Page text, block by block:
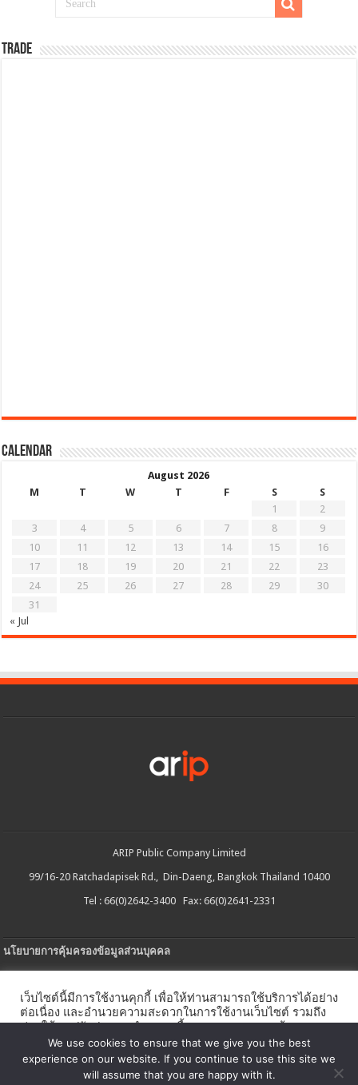
TRADE
Calendar
August 2026
M
T W T F S
S
1
2
3
4 5 6 7 8
9
10
11 12 13 14 15
16
17
18 19 20 21 22
23
24
25 26 27 28 29
30
31
« Jul
ARIP Public Company Limited
99/16-20 Ratchadapisek Rd., Din-Daeng, Bangkok Thailand 10400
Tel : 66(0)2642-3400 Fax: 66(0)2641-2331
นโยบายการคุ้มครองข้อมูลส่วนบุคคล
นโยบายการใช้คกกี้
นโยบายความปลอดภัยของข้อมูลสารสนเทศ
เว็บไซต์นี้มีการใช้งานคุกกี้ เพื่อให้ท่านสามารถใช้บริการได้อย่าง
ต่อเนื่อง และอำนวยความสะดวกในการใช้งานเว็บไซต์ รวมถึง
ช่วยให้เราปรับปรุงการนำเสนอเนื้อหาตรงตามความต้องการ
ของท่าน โดยสามารถศึกษารายละเอียดเพิ่มเติมได้ใน นโยบาย
คุกกี้
We use cookies to ensure that we give you the best
experience on our website. If you continue to use this site we
will assume that you are happy with it.